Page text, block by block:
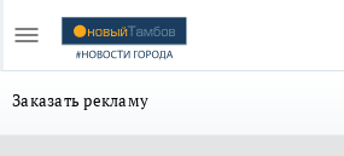
Заказать рекламу